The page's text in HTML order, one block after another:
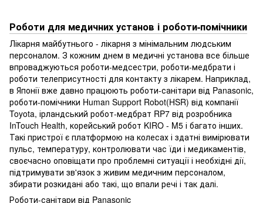
Роботи для медичних установ і роботи-помічники
Лікарня майбутнього - лікарня з мінімальним людським
персоналом. З кожним днем в медичні установа все більше
впроваджуються роботи-медсестри, роботи-медбрати і
роботи телеприсутності для контакту з лікарем. Наприклад,
в Японії вже давно працюють роботи-санітари від Panasonic,
роботи-помічники Human Support Robot(HSR) від компанії
Toyota, ірландський робот-медбрат RP7 від розробника
InTouch Health, корейський робот KIRO - M5 і багато інших.
Такі пристрої є платформою на колесах і здатні вимірювати
пульс, температуру, контролювати час їди і медикаментів,
своєчасно оповіщати про проблемні ситуації і необхідні дії,
підтримувати зв'язок з живим медичним персоналом,
збирати розкидані або такі, що впали речі і так далі.
Роботи-санітари від Panasonic